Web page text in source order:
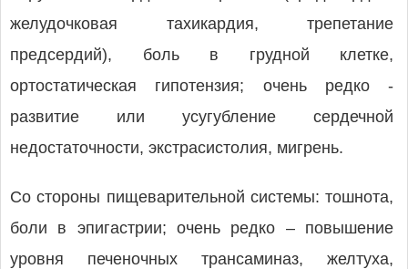
желудочковая тахикардия, трепетание
предсердий), боль в грудной клетке,
ортостатическая гипотензия; очень редко -
развитие или усугубление сердечной
недостаточности, экстрасистолия, мигрень.
Со стороны пищеварительной системы: тошнота,
боли в эпигастрии; очень редко – повышение
уровня печеночных трансаминаз, желтуха,